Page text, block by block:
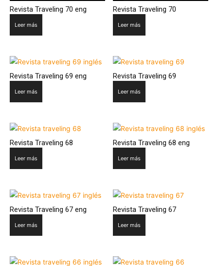
Revista Traveling 70 eng
Leer más
Revista Traveling 70
Leer más
Revista Traveling 69 eng
Leer más
Revista Traveling 69
Leer más
Revista Traveling 68
Leer más
Revista Traveling 68 eng
Leer más
Revista Traveling 67 eng
Leer más
Revista Traveling 67
Leer más